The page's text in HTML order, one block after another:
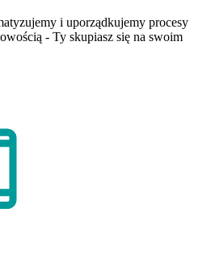
i uporządkujemy procesy
- Ty skupiasz się na swoim